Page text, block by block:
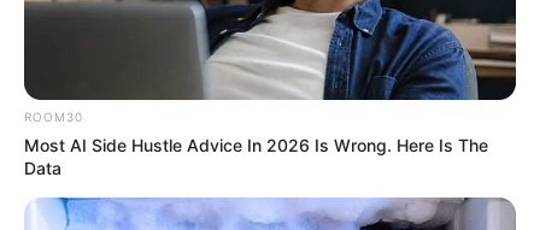
ROOM30
Most AI Side Hustle Advice In 2026 Is Wrong. Here Is The
Data